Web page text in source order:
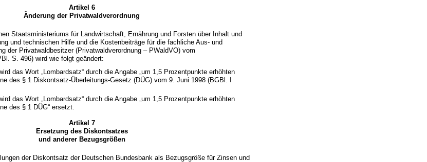
Artikel 6
Änderung der Privatwaldverordnung
Staatsministeriums für Landwirtschaft, Ernährung und Forsten über Inhalt und
und technischen Hilfe und die Kostenbeiträge für die fachliche Aus- und
der Privatwaldbesitzer (Privatwaldverordnung – PWaldVO) vom
S. 496) wird wie folgt geändert:
das Wort „Lombardsatz“ durch die Angabe „um 1,5 Prozentpunkte erhöhten
des § 1 Diskontsatz-Überleitungs-Gesetz (DÜG) vom 9. Juni 1998 (BGBl. I
das Wort „Lombardsatz“ durch die Angabe „um 1,5 Prozentpunkte erhöhten
des § 1 DÜG“ ersetzt.
Artikel 7
Ersetzung des Diskontsatzes
und anderer Bezugsgrößen
der Diskontsatz der Deutschen Bundesbank als Bezugsgröße für Zinsen und